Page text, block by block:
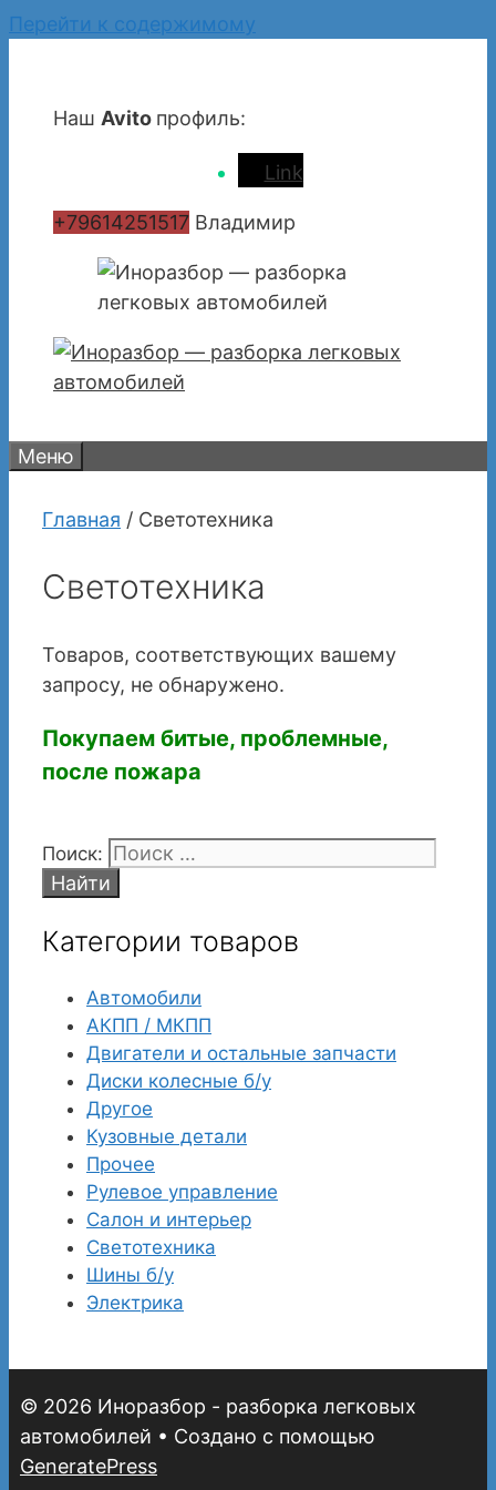
Перейти к содержимому
Наш Avito профиль:
Link
+79614251517 Владимир
Меню
Главная / Светотехника
Светотехника
Товаров, соответствующих вашему
запросу, не обнаружено.
Покупаем битые, проблемные,
после пожара
Поиск:
Категории товаров
Автомобили
АКПП / МКПП
Двигатели и остальные запчасти
Диски колесные б/у
Другое
Кузовные детали
Прочее
Рулевое управление
Салон и интерьер
Светотехника
Шины б/у
Электрика
© 2026 Иноразбор - разборка легковых
автомобилей • Создано с помощью
GeneratePress